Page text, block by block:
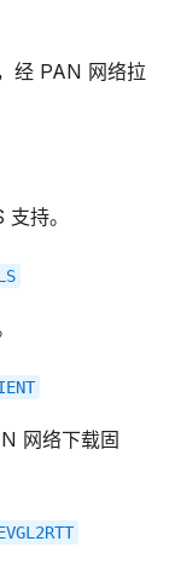
经 PAN 网络拉
持。
网络下载固